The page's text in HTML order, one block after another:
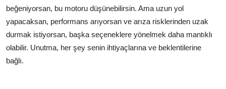
beğeniyorsan, bu motoru düşünebilirsin. Ama uzun yol
yapacaksan, performans arıyorsan ve arıza risklerinden uzak
durmak istiyorsan, başka seçeneklere yönelmek daha mantıklı
olabilir. Unutma, her şey senin ihtiyaçlarına ve beklentilerine
bağlı.